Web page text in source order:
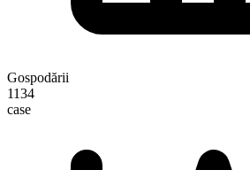
Gospodării
1134
case